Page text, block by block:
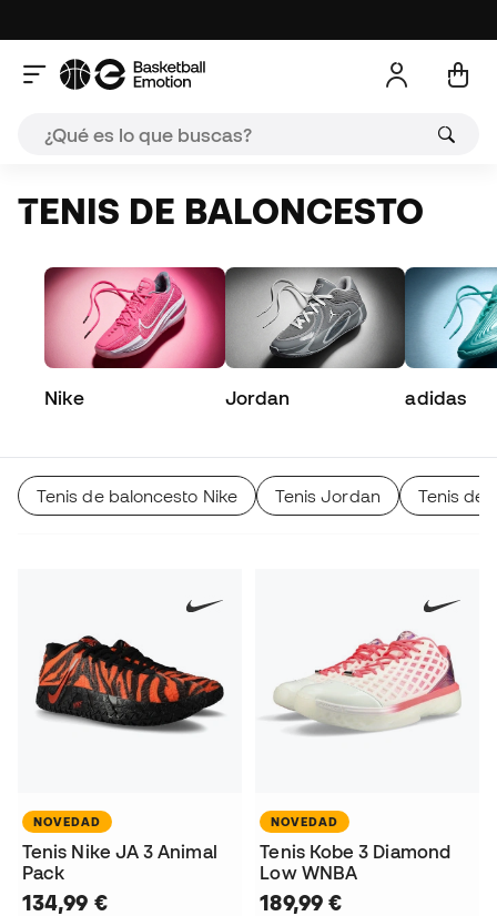
TENIS DE BALONCESTO
Nike Jordan adidas
Tenis de baloncesto Nike Tenis Jordan Tenis de
NOVEDAD
Tenis Nike JA 3 Animal
Pack
134,99 €
NOVEDAD
Tenis Kobe 3 Diamond
Low WNBA
189,99 €